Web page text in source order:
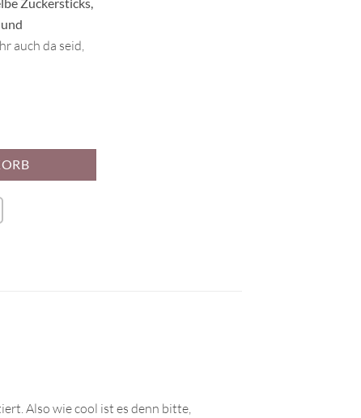
auch da seid,
Also wie cool ist es denn bitte,